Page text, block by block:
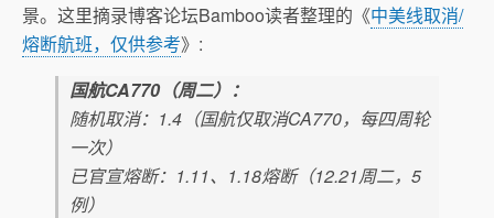
景。这里摘录博客论坛Bamboo读者整理的《中美线取消/
熔断航班，仅供参考》:
国航CA770（周二）：
随机取消：1.4（国航仅取消CA770，每四周轮
一次）
已官宣熔断：1.11、1.18熔断（12.21周二，5
例）